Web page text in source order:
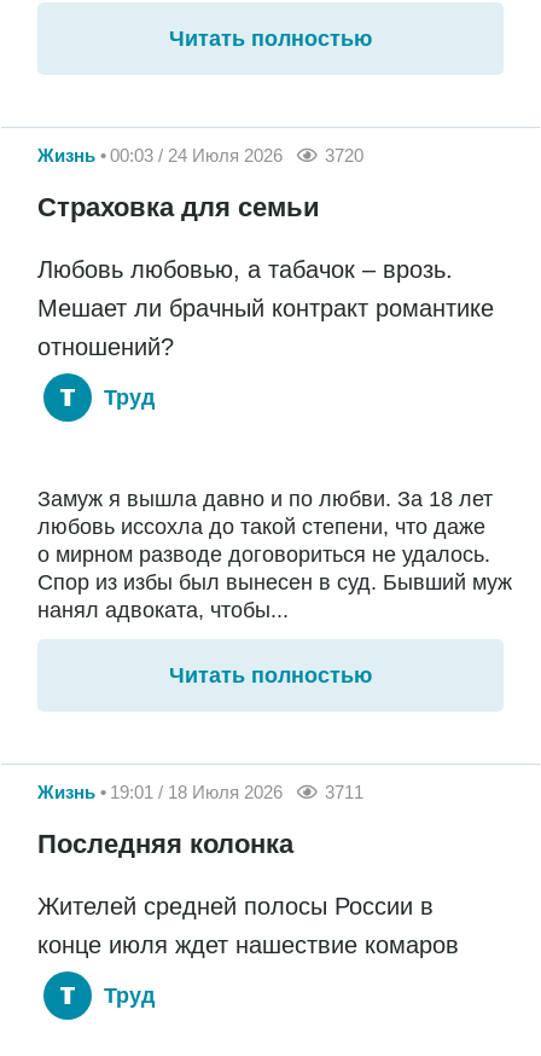
Читать полностью
Жизнь 00:03 / 24 Июля 2026 3720
Страховка для семьи
Любовь любовью, а табачок – врозь.
Мешает ли брачный контракт романтике
отношений?
Труд
Замуж я вышла давно и по любви. За 18 лет
любовь иссохла до такой степени, что даже
о мирном разводе договориться не удалось.
Спор из избы был вынесен в суд. Бывший муж
нанял адвоката, чтобы...
Читать полностью
Жизнь 19:01 / 18 Июля 2026 3711
Последняя колонка
Жителей средней полосы России в
конце июля ждет нашествие комаров
Труд